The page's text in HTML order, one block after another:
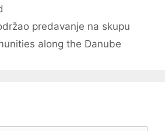
predavanje na skupu
along the Danube